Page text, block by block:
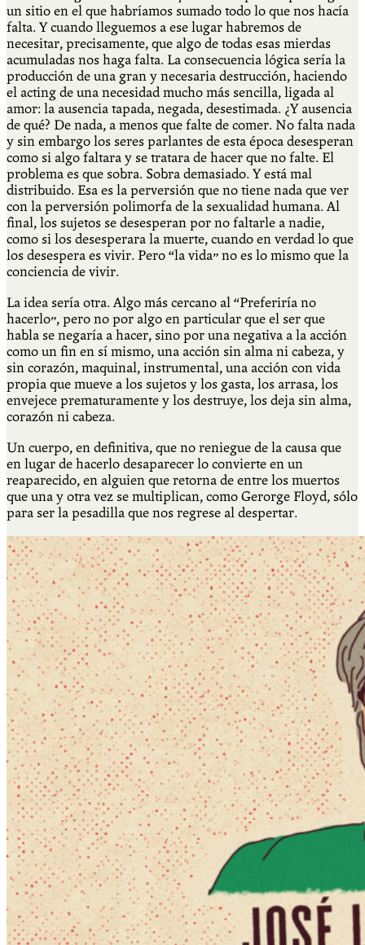
un sitio en el que habríamos sumado todo lo que nos hacía
falta. Y cuando lleguemos a ese lugar habremos de
necesitar, precisamente, que algo de todas esas mierdas
acumuladas nos haga falta. La consecuencia lógica sería la
producción de una gran y necesaria destrucción, haciendo
el acting de una necesidad mucho más sencilla, ligada al
amor: la ausencia tapada, negada, desestimada. ¿Y ausencia
de qué? De nada, a menos que falte de comer. No falta nada
y sin embargo los seres parlantes de esta época desesperan
como si algo faltara y se tratara de hacer que no falte. El
problema es que sobra. Sobra demasiado. Y está mal
distribuido. Esa es la perversión que no tiene nada que ver
con la perversión polimorfa de la sexualidad humana. Al
final, los sujetos se desesperan por no faltarle a nadie,
como si los desesperara la muerte, cuando en verdad lo que
los desespera es vivir. Pero “la vida” no es lo mismo que la
conciencia de vivir.
La idea sería otra. Algo más cercano al “Preferiría no
hacerlo”, pero no por algo en particular que el ser que
habla se negaría a hacer, sino por una negativa a la acción
como un fin en sí mismo, una acción sin alma ni cabeza, y
sin corazón, maquinal, instrumental, una acción con vida
propia que mueve a los sujetos y los gasta, los arrasa, los
envejece prematuramente y los destruye, los deja sin alma,
corazón ni cabeza.
Un cuerpo, en definitiva, que no reniegue de la causa que
en lugar de hacerlo desaparecer lo convierte en un
reaparecido, en alguien que retorna de entre los muertos
que una y otra vez se multiplican, como Gerorge Floyd, sólo
para ser la pesadilla que nos regrese al despertar.